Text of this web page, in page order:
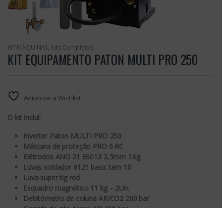
KIT MÁQUINAS, Kits Completos
KIT EQUIPAMENTO PATON MULTI PRO 250
Adicionar à Wishlist
O kit inclui:
Inverter Paton MULTI PRO 250
Máscara de proteção PRO 6 RC
Elétrodos ANO 21 E6013 2,5mm 1Kg
Luvas soldador 8121 basic tam 10
Luva super tig red
Esquadro magnético 11 kg – 2Un.
Debitómetro de coluna AR/CO2 200 bar